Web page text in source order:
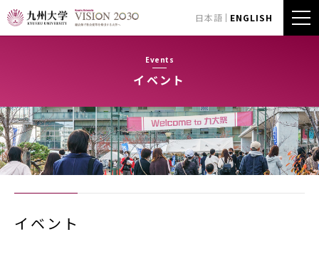
日本語 ENGLISH
Events
イベント
イベント